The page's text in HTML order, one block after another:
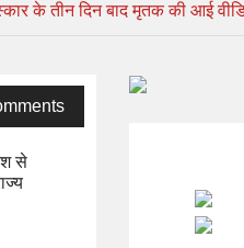
के तीन दिन बाद मृतक की आई
से